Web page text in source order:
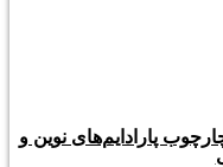
پارادایم‌های نوین و